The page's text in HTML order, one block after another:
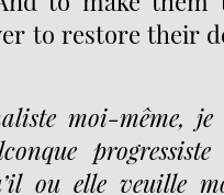
to restore their
moi-même, je
ou elle veuille